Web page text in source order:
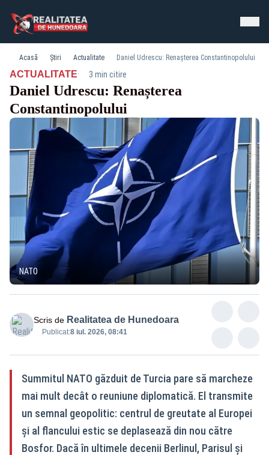
Acasă Știri Actualitate Daniel Udrescu: Renașterea Constantinopolului
ACTUALITATE· 3 min citire
Daniel Udrescu: Renașterea
Constantinopolului
NATO
Scris de Realitatea de Hunedoara
Publicat:8 iul. 2026, 08:41
Summitul NATO găzduit de Turcia pare să marcheze
mai mult decât o reuniune diplomatică. El transmite
un semnal geopolitic: centrul de greutate al Europei
și al flancului estic se deplasează din nou către
Bosfor. Dacă în ultimele decenii Berlinul, Parisul și